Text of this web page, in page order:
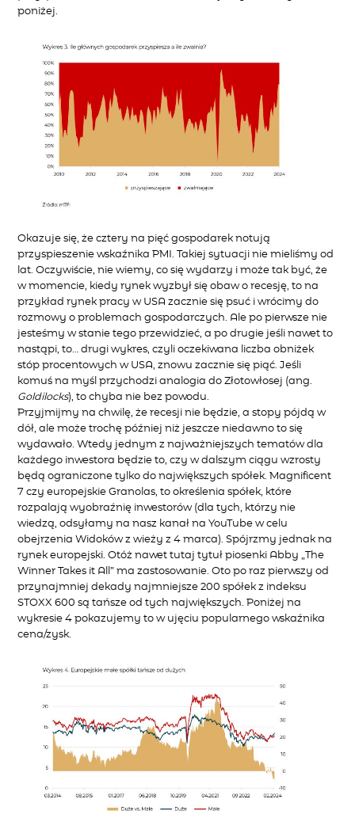
poniżej.
Okazuje się, że cztery na pięć gospodarek notują
przyspieszenie wskaźnika PMI. Takiej sytuacji nie mieliśmy od
lat. Oczywiście, nie wiemy, co się wydarzy i może tak być, że
w momencie, kiedy rynek wyzbył się obaw o recesję, to na
przykład rynek pracy w USA zacznie się psuć i wrócimy do
rozmowy o problemach gospodarczych. Ale po pierwsze nie
jesteśmy w stanie tego przewidzieć, a po drugie jeśli nawet to
nastąpi, to… drugi wykres, czyli oczekiwana liczba obniżek
stóp procentowych w USA, znowu zacznie się piąć. Jeśli
komuś na myśl przychodzi analogia do Złotowłosej (ang.
Goldilocks), to chyba nie bez powodu.
Przyjmijmy na chwilę, że recesji nie będzie, a stopy pójdą w
dół, ale może trochę później niż jeszcze niedawno to się
wydawało. Wtedy jednym z najważniejszych tematów dla
każdego inwestora będzie to, czy w dalszym ciągu wzrosty
będą ograniczone tylko do największych spółek. Magnificent
7 czy europejskie Granolas, to określenia spółek, które
rozpalają wyobraźnię inwestorów (dla tych, którzy nie
wiedzą, odsyłamy na nasz kanał na YouTube w celu
obejrzenia Widoków z wieży z 4 marca). Spójrzmy jednak na
rynek europejski. Otóż nawet tutaj tytuł piosenki Abby „The
Winner Takes it All” ma zastosowanie. Oto po raz pierwszy od
przynajmniej dekady najmniejsze 200 spółek z indeksu
STOXX 600 są tańsze od tych największych. Poniżej na
wykresie 4 pokazujemy to w ujęciu popularnego wskaźnika
cena/zysk.